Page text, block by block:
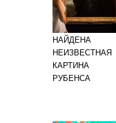
НАЙДЕНА
НЕИЗВЕСТНАЯ
КАРТИНА
РУБЕНСА